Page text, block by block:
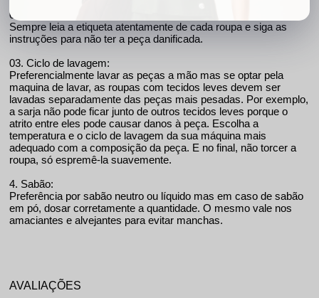
02. Etiqueta:
Sempre leia a etiqueta atentamente de cada roupa e siga as
instruções para não ter a peça danificada.
03. Ciclo de lavagem:
Preferencialmente lavar as peças a mão mas se optar pela
maquina de lavar, as roupas com tecidos leves devem ser
lavadas separadamente das peças mais pesadas. Por exemplo,
a sarja não pode ficar junto de outros tecidos leves porque o
atrito entre eles pode causar danos à peça. Escolha a
temperatura e o ciclo de lavagem da sua máquina mais
adequado com a composição da peça. E no final, não torcer a
roupa, só espremê-la suavemente.
4. Sabão:
Preferência por sabão neutro ou líquido mas em caso de sabão
em pó, dosar corretamente a quantidade. O mesmo vale nos
amaciantes e alvejantes para evitar manchas.
AVALIAÇÕES